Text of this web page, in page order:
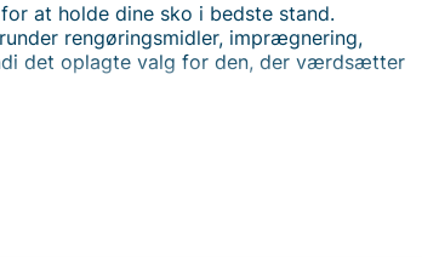
at holde dine sko i bedste stand.
rengøringsmidler, imprægnering,
det oplagte valg for den, der værdsætter
til at beskytte og forlænge levetiden på dine